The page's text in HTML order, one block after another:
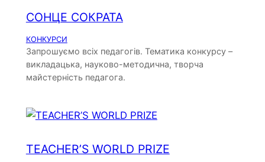
СОНЦЕ СОКРАТА
КОНКУРСИ
Запрошуємо всіх педагогів. Тематика конкурсу –
викладацька, науково-методична, творча
майстерність педагога.
TEACHER’S WORLD PRIZE